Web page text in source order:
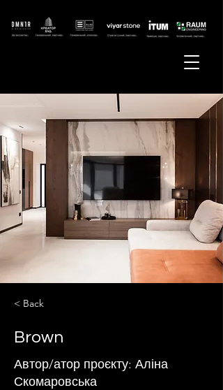
< Back
Brown
Автор/атор проєкту: Аліна
Скомаровська